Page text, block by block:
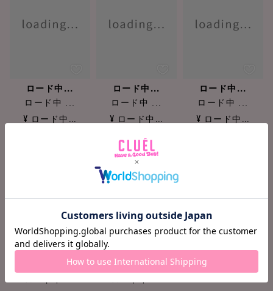
ロード中...
ロード中 ...
¥ ロード中...
ロード中...
ロード中 ...
¥ ロード中...
ロード中...
ロード中 ...
¥ ロード中...
ロード中... ロード中...